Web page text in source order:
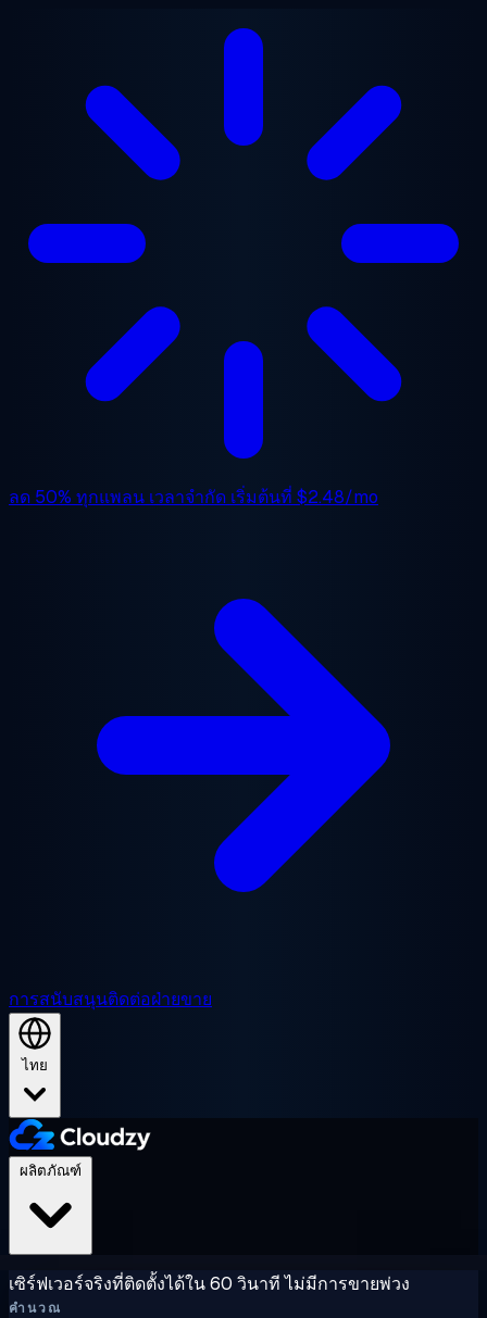
ลด 50% ทุกแพลน เวลาจำกัด เริ่มต้นที่ $2.48/mo
การสนับสนุนติดต่อฝ่ายขาย
ไทย
เซิร์ฟเวอร์จริงที่ติดตั้งได้ใน 60 วินาที ไม่มีการขายพ่วง
คำนวณ